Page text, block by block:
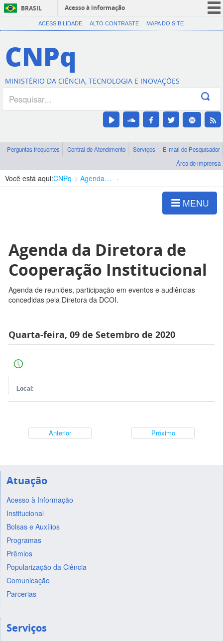
BRASIL
Acesso à informação
CORONAVÍRUS (COVID-19)
Canais
ACESSIBILIDADE ALTO CONTRASTE MAPA DO SITE
CNPq
MINISTÉRIO DA CIÊNCIA, TECNOLOGIA E INOVAÇÕES
Perguntas frequentes Central de Atendimento Serviços
E-mail do Pesquisador
Área de imprensa
Você está aqui:CNPq Agenda de autoridades
MENU
Agenda da Diretora de
Cooperação Institucional
Agenda de reuniões, participação em eventos e audiências
concedidas pela Diretora da DCOI.
Quarta-feira, 09 de Setembro de 2020
Local:
Anterior Próximo
Atuação
Acesso à Informação
Institucional
Bolsas e Auxílios
Programas
Prêmios
Popularização da Ciência
Comunicação
Parcerias
Serviços